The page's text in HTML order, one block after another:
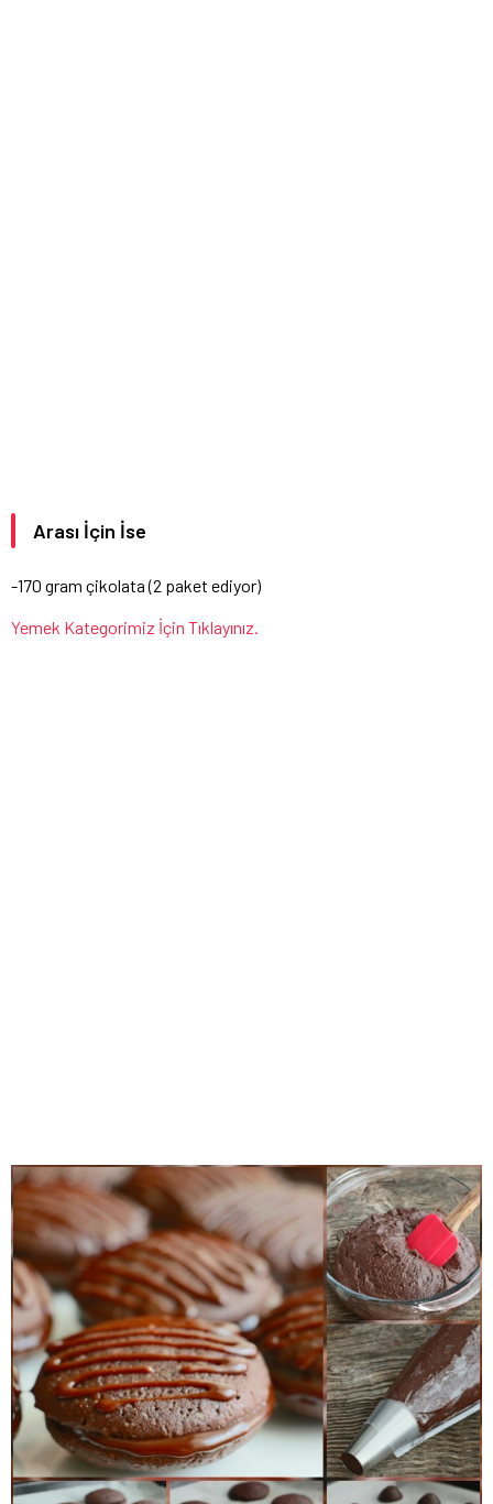
Arası İçin İse
-170 gram çikolata (2 paket ediyor)
Yemek Kategorimiz İçin Tıklayınız.